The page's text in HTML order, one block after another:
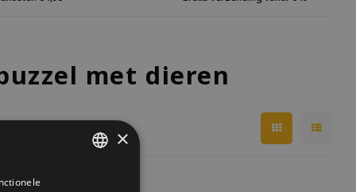
met dieren
×